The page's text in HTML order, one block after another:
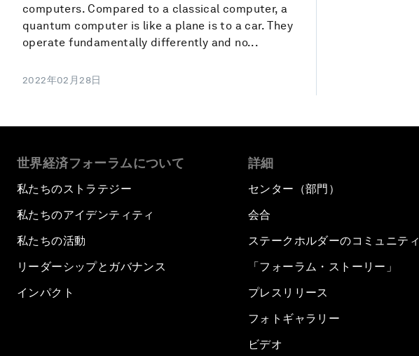
computers. Compared to a classical computer, a
quantum computer is like a plane is to a car. They
operate fundamentally differently and no...
2022年02月28日
世界経済フォーラムについて
私たちのストラテジー
私たちのアイデンティティ
私たちの活動
リーダーシップとガバナンス
インパクト
詳細
センター（部門）
会合
ステークホルダーのコミュニティ
「フォーラム・ストーリー」
プレスリリース
フォトギャラリー
ビデオ